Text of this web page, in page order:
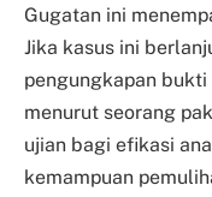
Gugatan ini
Jika kasus ini
pengungkapan
menurut seorang
ujian bagi efikasi
kemampuan